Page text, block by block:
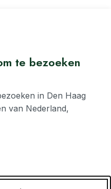
te bezoeken
in Den Haag
van Nederland,